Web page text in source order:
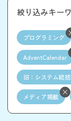
絞り込みキー
プログラミング
AdventCalendar
旧：システム統
メディア掲載